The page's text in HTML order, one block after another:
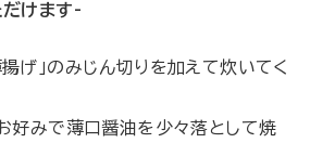
だけます-
げ」のみじん切りを加えて炊いてく
好みで薄口醤油を少々落として焼